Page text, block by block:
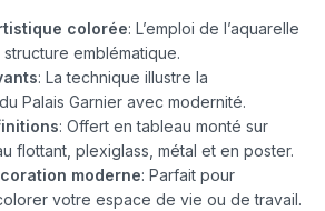
colorée: L’emploi de l’aquarelle
emblématique.
: La technique illustre la
Palais Garnier avec modernité.
: Offert en tableau monté sur
flottant, plexiglass, métal et en poster.
moderne: Parfait pour
votre espace de vie ou de travail.